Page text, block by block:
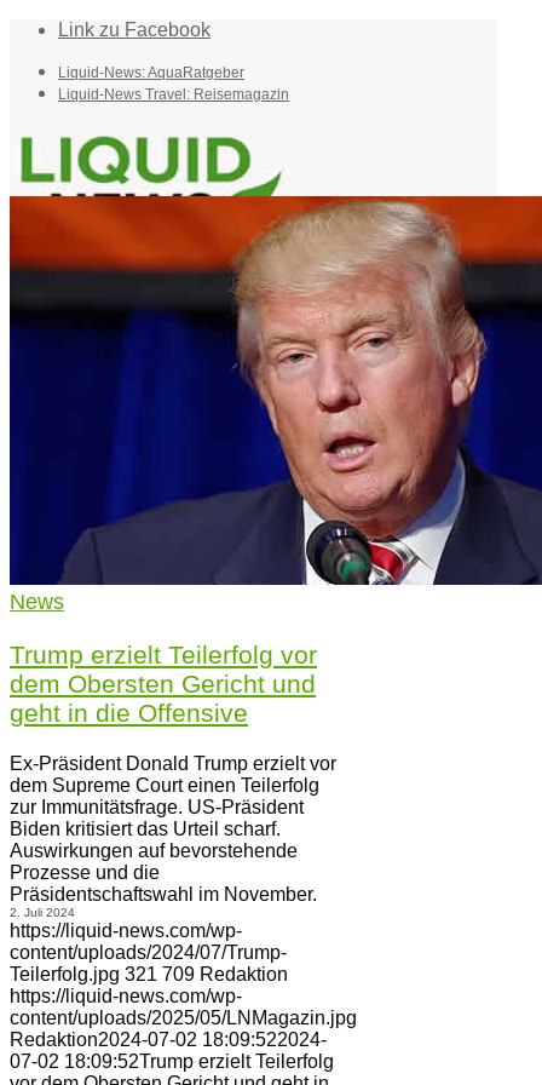
Link zu Facebook
Liquid-News: AquaRatgeber
Liquid-News Travel: Reisemagazin
Home
News
Trump erzielt Teilerfolg vor
dem Obersten Gericht und
geht in die Offensive
Ex-Präsident Donald Trump erzielt vor
dem Supreme Court einen Teilerfolg
zur Immunitätsfrage. US-Präsident
Biden kritisiert das Urteil scharf.
Auswirkungen auf bevorstehende
Prozesse und die
Präsidentschaftswahl im November.
2. Juli 2024
https://liquid-news.com/wp-
content/uploads/2024/07/Trump-
Teilerfolg.jpg 321 709 Redaktion
https://liquid-news.com/wp-
content/uploads/2025/05/LNMagazin.jpg
Redaktion2024-07-02 18:09:522024-
07-02 18:09:52Trump erzielt Teilerfolg